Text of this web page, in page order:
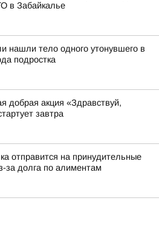
в Забайкалье
нашли тело одного утонувшего в
подростка
добрая акция «Здравствуй,
завтра
отправится на принудительные
за долга по алиментам